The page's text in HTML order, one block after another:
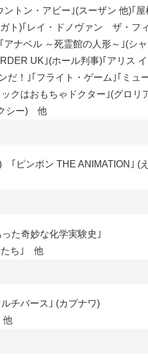
トン・アビー｣(スーザン 他)｢
ト)｢レイ・ドノヴァン ザ・フ
ナベル ～死霊館の人形～｣(シ
UK｣(ホール判事)｢アリス
だ！｣｢フライト・ゲーム｣｢ミュ
クはおもちゃドクター｣(グロリ
シー) 他
｢ピンポン THE ANIMATION｣ (
た奇妙な化学実験史｣
たち｣ 他
チバース｣ (カプナワ)
他